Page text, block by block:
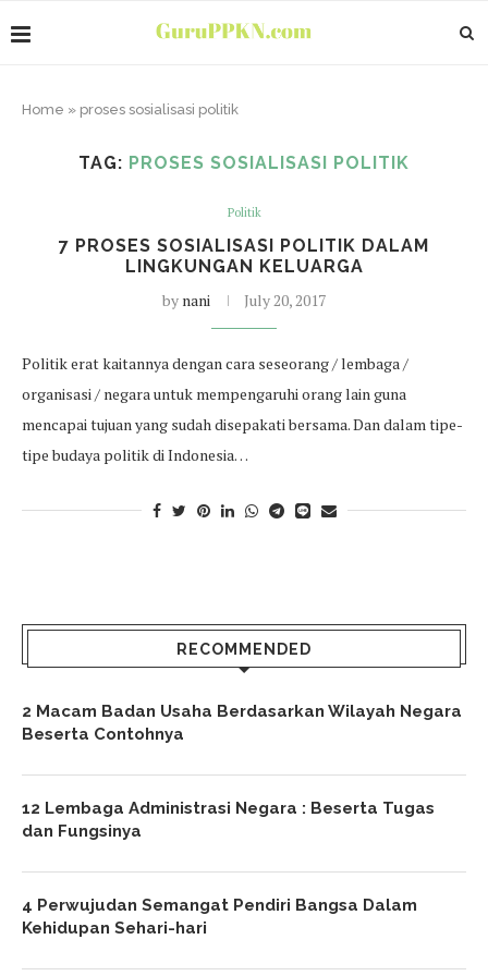
Home » proses sosialisasi politik
TAG: PROSES SOSIALISASI POLITIK
Politik
7 PROSES SOSIALISASI POLITIK DALAM
LINGKUNGAN KELUARGA
by nani July 20, 2017
Politik erat kaitannya dengan cara seseorang / lembaga /
organisasi / negara untuk mempengaruhi orang lain guna
mencapai tujuan yang sudah disepakati bersama. Dan dalam tipe-
tipe budaya politik di Indonesia…
RECOMMENDED
2 Macam Badan Usaha Berdasarkan Wilayah Negara
Beserta Contohnya
12 Lembaga Administrasi Negara : Beserta Tugas
dan Fungsinya
4 Perwujudan Semangat Pendiri Bangsa Dalam
Kehidupan Sehari-hari